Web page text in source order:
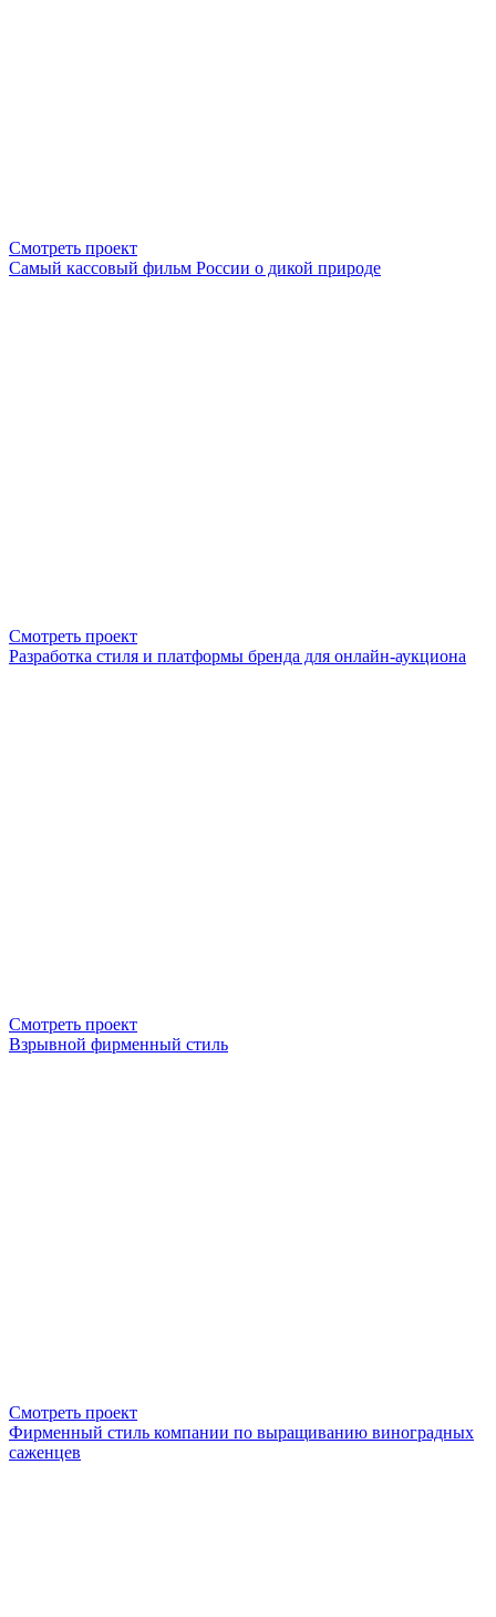
Смотреть проект
Cамый кассовый фильм России о дикой природе
Смотреть проект
Разработка стиля и платформы бренда для онлайн-аукциона
Смотреть проект
Взрывной фирменный стиль
Смотреть проект
Фирменный стиль компании по выращиванию виноградных
саженцев